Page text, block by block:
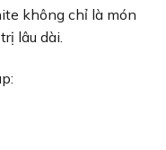
không chỉ là món
lâu dài.